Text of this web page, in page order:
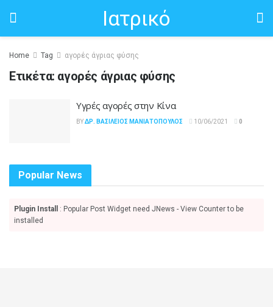
Ιατρικό
Home Tag αγορές άγριας φύσης
Ετικέτα: αγορές άγριας φύσης
Υγρές αγορές στην Κίνα
BYΔΡ. ΒΑΣΊΛΕΙΟΣ ΜΑΝΙΑΤΌΠΟΥΛΟΣ 10/06/2021 0
Popular News
Plugin Install
: Popular Post Widget need JNews - View Counter to be
installed